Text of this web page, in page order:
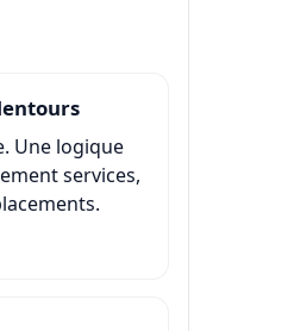
Une logique
services,